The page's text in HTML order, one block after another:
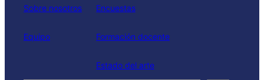
Sobre nosotros
Equipo
Encuestas
Formación docente
Estado del arte